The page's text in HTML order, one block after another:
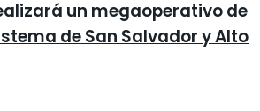
un megaoperativo de
de San Salvador y Alto